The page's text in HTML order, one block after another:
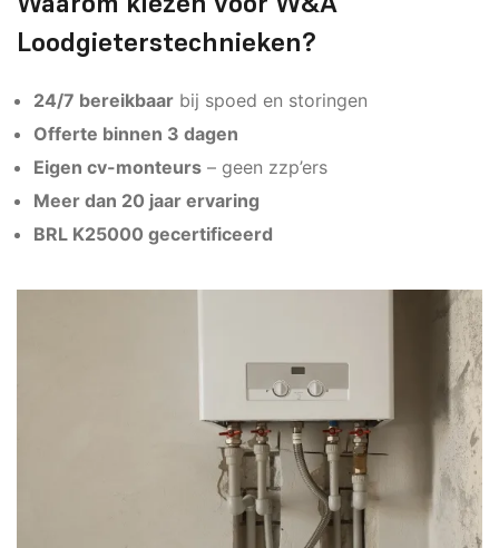
Loodgieterstechnieken?
24/7 bereikbaar bij spoed en storingen
Offerte binnen 3 dagen
Eigen cv-monteurs – geen zzp’ers
Meer dan 20 jaar ervaring
BRL K25000 gecertificeerd